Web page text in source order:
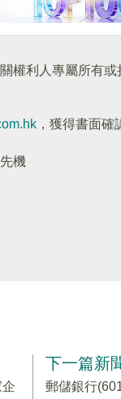
權利人專屬所有或
，獲得書面確
機
下一篇新
郵儲銀行